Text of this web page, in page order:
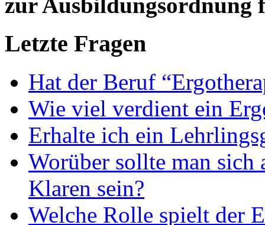
zur Ausbildungsordnung
Letzte Fragen
Hat der Beruf
Wie viel verdient ein
Erhalte ich ein
Worüber sollte man sich
Klaren sein?
Welche Rolle spielt der